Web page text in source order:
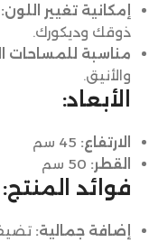
إمكانية تغيير اللون:
ذوقك وديكورك.
مناسبة للمساحات
والأنيق.
الأبعاد:
الارتفاع:
القطر:
فوائد المنتج:
إضافة جمالية: